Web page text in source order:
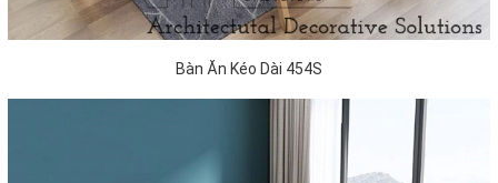
Bàn Ăn Kéo Dài 454S